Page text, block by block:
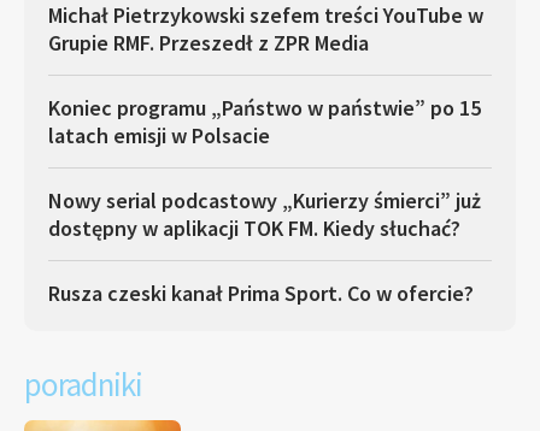
Michał Pietrzykowski szefem treści YouTube w
Grupie RMF. Przeszedł z ZPR Media
Koniec programu „Państwo w państwie” po 15
latach emisji w Polsacie
Nowy serial podcastowy „Kurierzy śmierci” już
dostępny w aplikacji TOK FM. Kiedy słuchać?
Rusza czeski kanał Prima Sport. Co w ofercie?
poradniki